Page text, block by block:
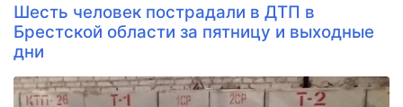
Шесть человек пострадали в ДТП в
Брестской области за пятницу и выходные
дни